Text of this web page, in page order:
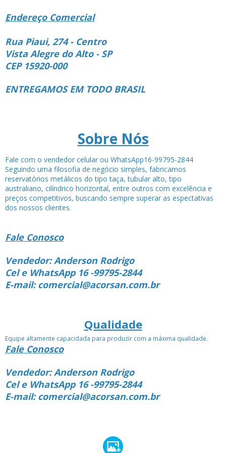
Endereço Comercial
Rua Piaui, 274 - Centro
Vista Alegre do Alto - SP
CEP 15920-000
ENTREGAMOS EM TODO BRASIL
Sobre Nós
Fale com o vendedor celular ou WhatsApp16-99795-2844
Seguindo uma filosofia de negócio simples, fabricamos
reservatórios metálicos do tipo taça, tubular alto, tipo
australiano, cilíndrico horizontal, entre outros com excelência e
preços competitivos, buscando sempre superar as espectativas
dos nossos clientes.
Fale Conosco
Vendedor: Anderson Rodrigo
Cel e WhatsApp 16 -99795-2844
E-mail: comercial@acorsan.com.br
Qualidade
Equipe altamente capacidada para produzir com a máxima qualidade.
Fale Conosco
Vendedor: Anderson Rodrigo
Cel e WhatsApp 16 -99795-2844
E-mail: comercial@acorsan.com.br